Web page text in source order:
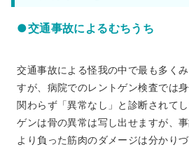
●交通事故によるむちうち
交通事故による怪我の中で最も多く
すが、病院でのレントゲン検査では
関わらず「異常なし」と診断されて
ゲンは骨の異常は写し出せますが、
より負った筋肉のダメージは分かりづ